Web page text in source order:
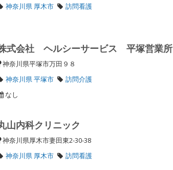
神奈川県 厚木市
訪問看護
式会社 ヘルシーサービス 平塚営業所
神奈川県平塚市万田９８
神奈川県 平塚市
訪問介護
なし
山内科クリニック
神奈川県厚木市妻田東2-30-38
神奈川県 厚木市
訪問看護